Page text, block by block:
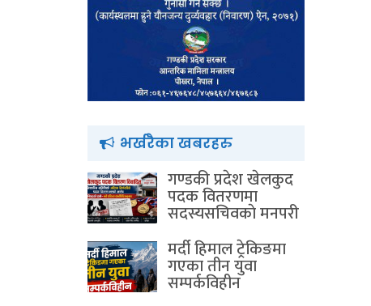
भर्खरैका खबरहरु
गण्डकी प्रदेश खेलकुद
पदक वितरणमा
सदस्यसचिवकाे मनपरी
मर्दी हिमाल ट्रेकिङमा
गएका तीन युवा
सम्पर्कविहीन